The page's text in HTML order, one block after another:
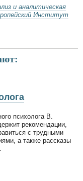
и аналитическая
Институт
психолога В.
рекомендации,
с трудными
а также рассказы